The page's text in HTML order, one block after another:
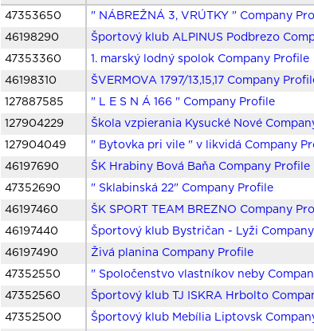
47353650
" NÁBREŽNÁ 3, VRÚTKY " Company
46198290
Športový klub ALPINUS Podbrezo
47353360
1. marský lodný spolok Company Profile
46198310
ŠVERMOVA 1797/13,15,17 Company
127887585
" L E S N Á 166 " Company Profile
127904229
Škola vzpierania Kysucké Nové
127904049
" Bytovka pri vile " v likvidá Company
46197690
ŠK Hrabiny Bová Baňa Company Profile
47352690
" Sklabinská 22" Company Profile
46197460
ŠK SPORT TEAM BREZNO Company
46197440
Športový klub Bystričan - Lyži
46197490
Živá planina Company Profile
47352550
" Spoločenstvo vlastníkov neby
47352560
Športový klub TJ ISKRA Hrbolto
47352500
Športový klub Mebília Liptovsk